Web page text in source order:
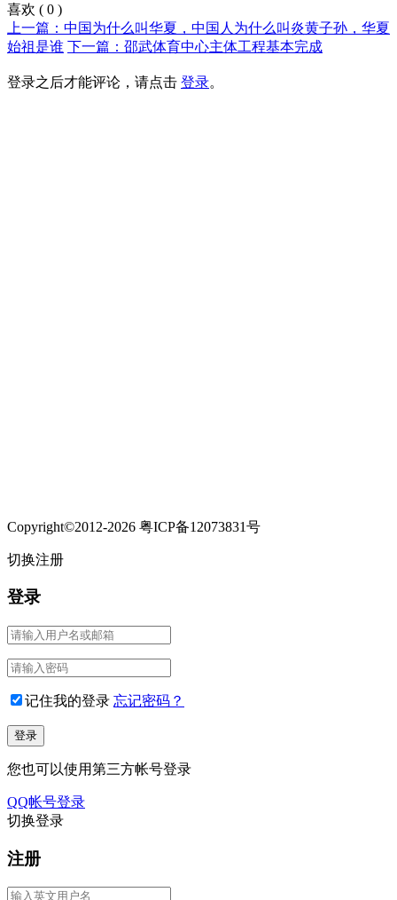
喜欢 ( 0 )
上一篇：中国为什么叫华夏，中国人为什么叫炎黄子孙，华夏
始祖是谁 下一篇：邵武体育中心主体工程基本完成
登录之后才能评论，请点击 登录。
Copyright©2012-2026 粤ICP备12073831号
切换注册
登录
记住我的登录 忘记密码？
您也可以使用第三方帐号登录
QQ帐号登录
切换登录
注册